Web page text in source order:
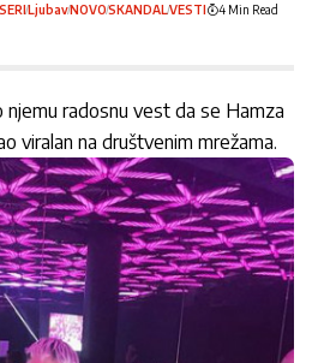
LjubavNOVOSKANDALVESTI 4 Min Read
njemu radosnu vest da se Hamza
viralan na društvenim mrežama.